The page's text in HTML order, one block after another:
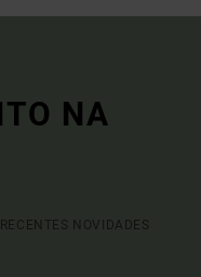
NA
NOVIDADES